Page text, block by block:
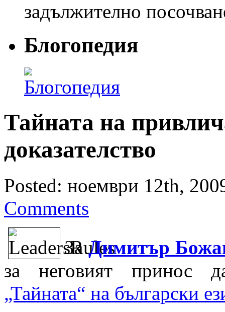
задължително
Блогопедия
Тайната на
доказателство
Posted: ноември 12th,
Comments
ЗаДимитър
за неговият принос
„Тайната“ на български